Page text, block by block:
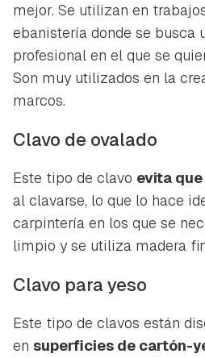
Guardar como
Para poder guardar como
INICIAR SESIÓN
mejor. Se utilizan en
ebanistería donde se busca
profesional en el que se
Son muy utilizados en la
marcos.
Clavo de ovalado
Este tipo de clavo evita
al clavarse, lo que lo hace
carpintería en los que se
limpio y se utiliza madera
Clavo para yeso
Este tipo de clavos están
en superficies de cartón-
Gracias por suscribirte a